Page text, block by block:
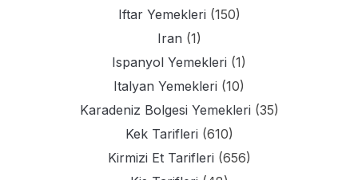
Iftar Yemekleri (150)
Iran (1)
Ispanyol Yemekleri (1)
Italyan Yemekleri (10)
Karadeniz Bolgesi Yemekleri (35)
Kek Tarifleri (610)
Kirmizi Et Tarifleri (656)